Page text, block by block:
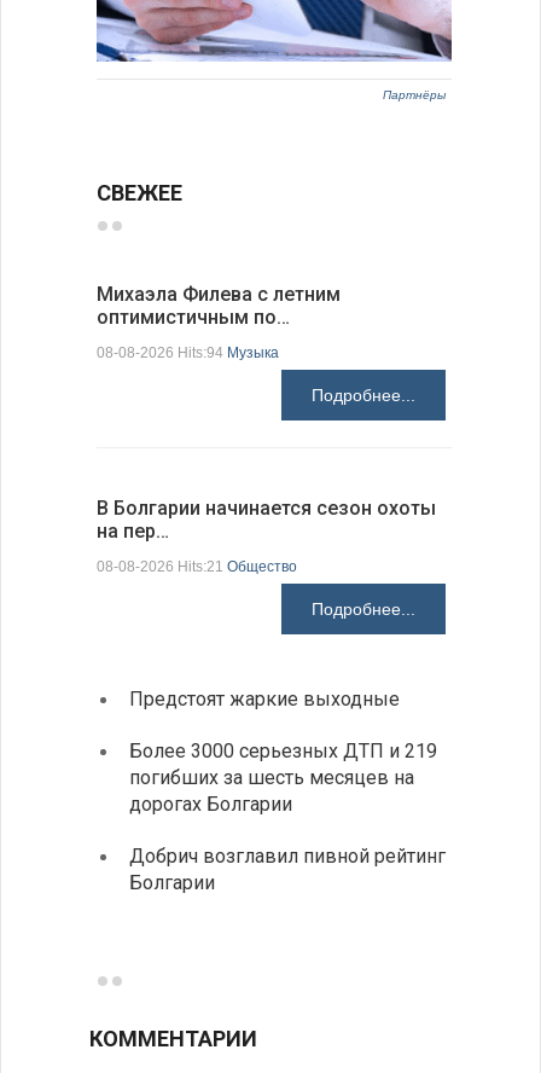
Партнёры
СВЕЖЕЕ
Михаэла Филева с летним
оптимистичным по…
08-08-2026 Hits:94 Музыка
Подробнее...
В Болгарии начинается сезон охоты
на пер…
08-08-2026 Hits:21 Общество
Подробнее...
Предстоят жаркие выходные
Более 3000 серьезных ДТП и 219
погибших за шесть месяцев на
дорогах Болгарии
Добрич возглавил пивной рейтинг
Болгарии
КОММЕНТАРИИ